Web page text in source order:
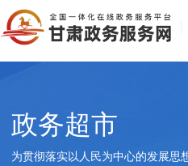
政务超市
为贯彻落实以人民为中心的发展思